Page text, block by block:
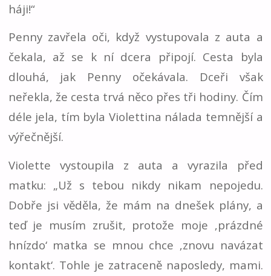
háji!“
Penny zavřela oči, když vystupovala z auta a
čekala, až se k ní dcera připojí. Cesta byla
dlouhá, jak Penny očekávala. Dceři však
neřekla, že cesta trvá něco přes tři hodiny. Čím
déle jela, tím byla Violettina nálada temnější a
výřečnější.
Violette vystoupila z auta a vyrazila před
matku: „Už s tebou nikdy nikam nepojedu.
Dobře jsi věděla, že mám na dnešek plány, a
teď je musím zrušit, protože moje ‚prázdné
hnízdo‘ matka se mnou chce ‚znovu navázat
kontakt‘. Tohle je zatraceně naposledy, mami.